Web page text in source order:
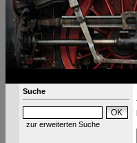
Suche
zur erweiterten Suche